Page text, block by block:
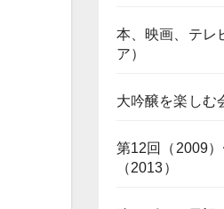
本、映画、テレ
ア）
大吟醸を楽しむ
第12回（2009
（2013）